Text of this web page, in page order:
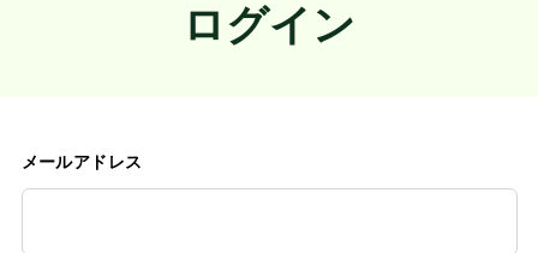
解決できる課題
導入効果
ログイン
メールアドレス